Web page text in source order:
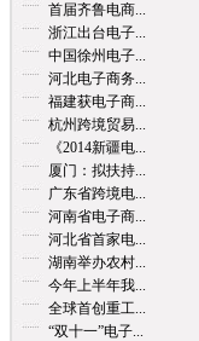
首届齐鲁电商...
浙江出台电子...
中国徐州电子...
河北电子商务...
福建获电子商...
杭州跨境贸易...
《2014新疆电...
厦门：拟扶持...
广东省跨境电...
河南省电子商...
河北省首家电...
湖南举办农村...
今年上半年我...
全球首创重工...
“双十一”电子...